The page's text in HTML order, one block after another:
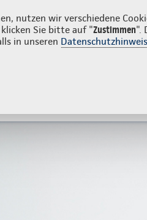
nutzen wir verschiedene
Sie bitte auf "Zustimmen".
in unseren
Firmenkunden